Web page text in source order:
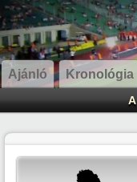
Ajánló Kronológia
A